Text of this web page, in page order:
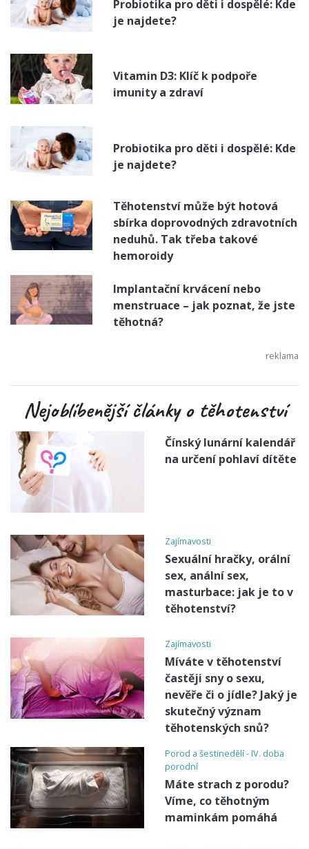
Probiotika pro děti i dospělé: Kde
je najdete?
Vitamin D3: Klíč k podpoře
imunity a zdraví
Probiotika pro děti i dospělé: Kde
je najdete?
Těhotenství může být hotová
sbírka doprovodných zdravotních
neduhů. Tak třeba takové
hemoroidy
Implantační krvácení nebo
menstruace – jak poznat, že jste
těhotná?
Nejoblíbenější články o těhotenství
Čínský lunární kalendář
na určení pohlaví dítěte
Zajímavosti
Sexuální hračky, orální
sex, anální sex,
masturbace: jak je to v
těhotenství?
Zajímavosti
Míváte v těhotenství
častěji sny o sexu,
nevěře či o jídle? Jaký je
skutečný význam
těhotenských snů?
Porod a šestinedělí - IV. doba
porodní
Máte strach z porodu?
Víme, co těhotným
maminkám pomáhá